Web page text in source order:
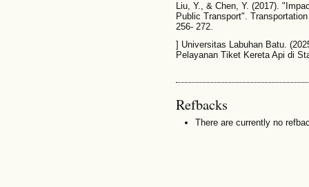
Liu, Y., & Chen, Y. (2017).
Public Transport".
256- 272.
] Universitas Labuhan Batu.
Pelayanan Tiket Kereta Api di
Refbacks
There are currently no